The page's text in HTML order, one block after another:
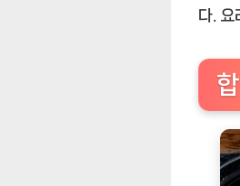
다. 요